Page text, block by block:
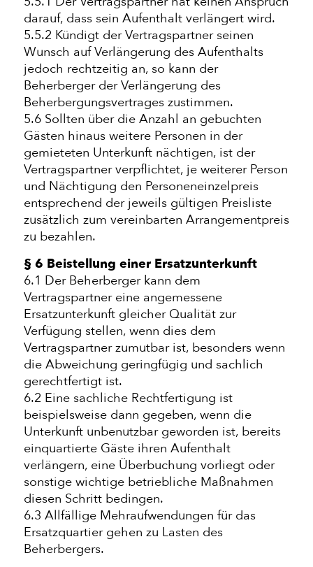
darauf, dass sein Aufenthalt verlängert wird.
5.5.2 Kündigt der Vertragspartner seinen
Wunsch auf Verlängerung des Aufenthalts
jedoch rechtzeitig an, so kann der
Beherberger der Verlängerung des
Beherbergungsvertrages zustimmen.
5.6 Sollten über die Anzahl an gebuchten
Gästen hinaus weitere Personen in der
gemieteten Unterkunft nächtigen, ist der
Vertragspartner verpflichtet, je weiterer Person
und Nächtigung den Personeneinzelpreis
entsprechend der jeweils gültigen Preisliste
zusätzlich zum vereinbarten Arrangementpreis
zu bezahlen.
§ 6 Beistellung einer Ersatzunterkunft
6.1 Der Beherberger kann dem
Vertragspartner eine angemessene
Ersatzunterkunft gleicher Qualität zur
Verfügung stellen, wenn dies dem
Vertragspartner zumutbar ist, besonders wenn
die Abweichung geringfügig und sachlich
gerechtfertigt ist.
6.2 Eine sachliche Rechtfertigung ist
beispielsweise dann gegeben, wenn die
Unterkunft unbenutzbar geworden ist, bereits
einquartierte Gäste ihren Aufenthalt
verlängern, eine Überbuchung vorliegt oder
sonstige wichtige betriebliche Maßnahmen
diesen Schritt bedingen.
6.3 Allfällige Mehraufwendungen für das
Ersatzquartier gehen zu Lasten des
Beherbergers.